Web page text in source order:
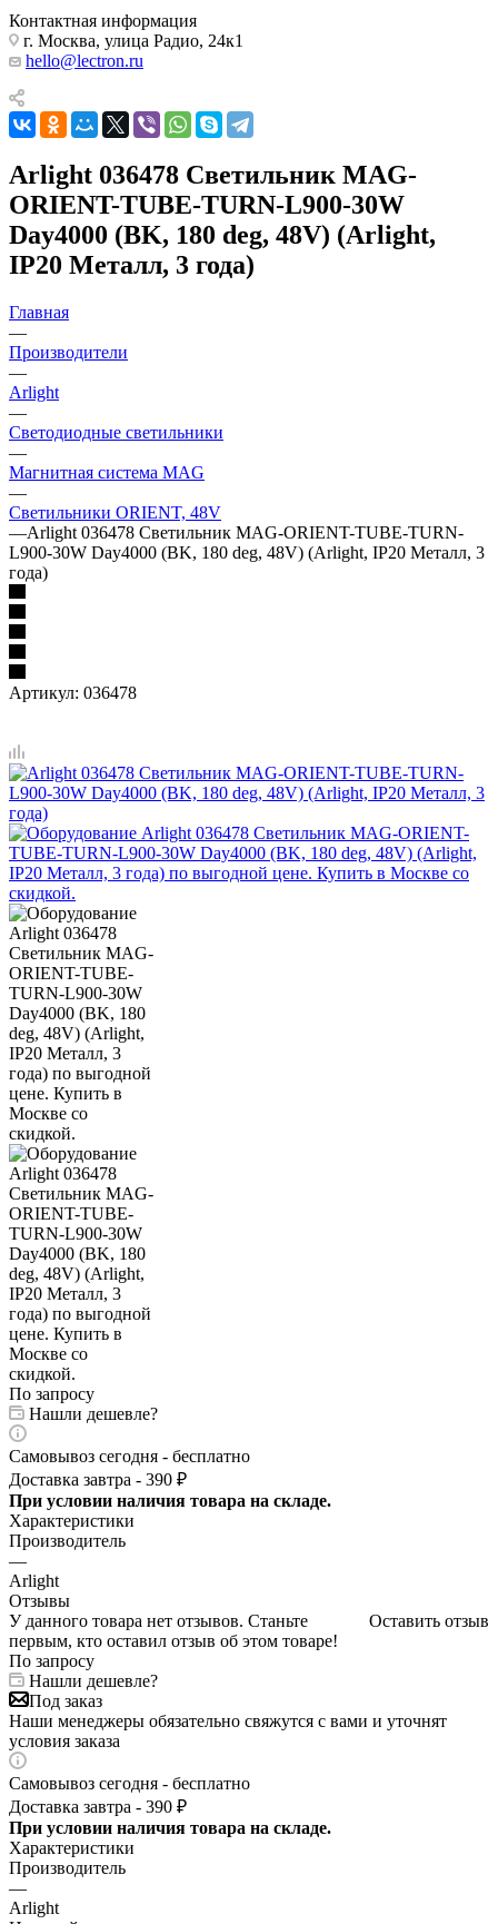
Контактная информация
г. Москва, улица Радио, 24к1
hello@lectron.ru
Arlight 036478 Светильник MAG-
ORIENT-TUBE-TURN-L900-30W
Day4000 (BK, 180 deg, 48V) (Arlight,
IP20 Металл, 3 года)
Главная
—
Производители
—
Arlight
—
Светодиодные светильники
—
Магнитная система MAG
—
Светильники ORIENT, 48V
—Arlight 036478 Светильник MAG-ORIENT-TUBE-TURN-
L900-30W Day4000 (BK, 180 deg, 48V) (Arlight, IP20 Металл, 3
года)
Артикул: 036478
По запросу
Нашли дешевле?
Самовывоз сегодня - бесплатно
Доставка завтра - 390 ₽
При условии наличия товара на складе.
Характеристики
Производитель
—
Arlight
Отзывы
Оставить отзыв
У данного товара нет отзывов. Станьте
первым, кто оставил отзыв об этом товаре!
По запросу
Нашли дешевле?
Под заказ
Наши менеджеры обязательно свяжутся с вами и уточнят
условия заказа
Самовывоз сегодня - бесплатно
Доставка завтра - 390 ₽
При условии наличия товара на складе.
Характеристики
Производитель
—
Arlight